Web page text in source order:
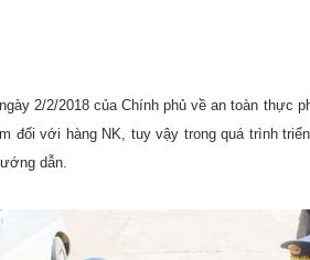
2/2/2018 của Chính phủ về an toàn thực
đối với hàng NK, tuy vậy trong quá trình
dẫn.